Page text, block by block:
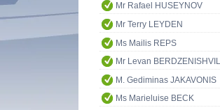
Mr Rafael HUSEYNOV
Mr Terry LEYDEN
Ms Mailis REPS
Mr Levan BERDZENISHVILI
M. Gediminas JAKAVONIS
Ms Marieluise BECK